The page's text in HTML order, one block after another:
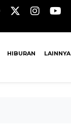
HIBURAN LAINNYA